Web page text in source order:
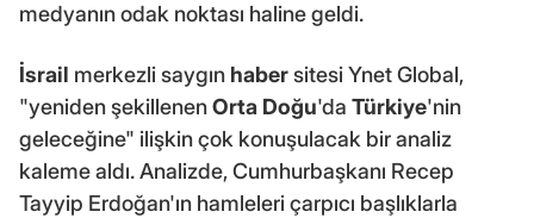
medyanın odak noktası haline geldi.
İsrail merkezli saygın habersitesi Ynet Global,
"yeniden şekillenenOrta Doğu'da Türkiye'nin
geleceğine" ilişkin çok konuşulacak bir analiz
kaleme aldı. Analizde, Cumhurbaşkanı Recep
Tayyip Erdoğan'ın hamleleri çarpıcı başlıklarla